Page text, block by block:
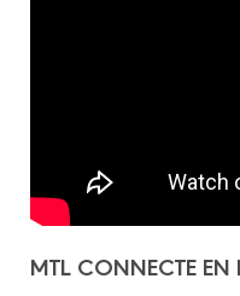
MTL CONNECTE EN